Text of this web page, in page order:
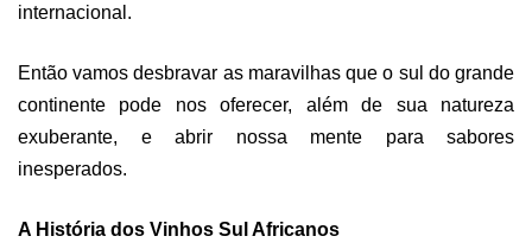
internacional.
Então vamos desbravar as maravilhas que o sul do grande
continente pode nos oferecer, além de sua natureza
exuberante, e abrir nossa mente para sabores
inesperados.
A História dos Vinhos Sul Africanos